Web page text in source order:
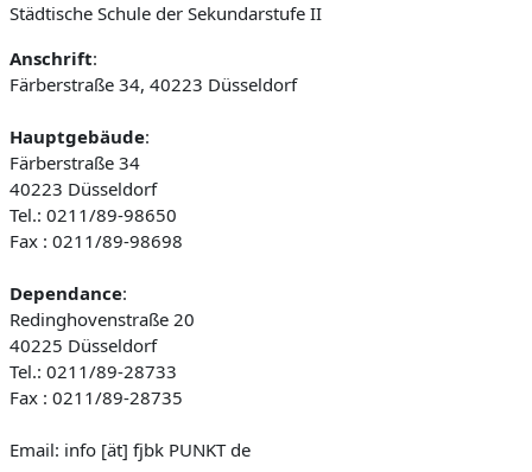
Städtische Schule der Sekundarstufe II
Anschrift:
Färberstraße 34, 40223 Düsseldorf
Hauptgebäude:
Färberstraße 34
40223 Düsseldorf
Tel.: 0211/89-98650
Fax : 0211/89-98698
Dependance:
Redinghovenstraße 20
40225 Düsseldorf
Tel.: 0211/89-28733
Fax : 0211/89-28735
Email: info [ät] fjbk PUNKT de